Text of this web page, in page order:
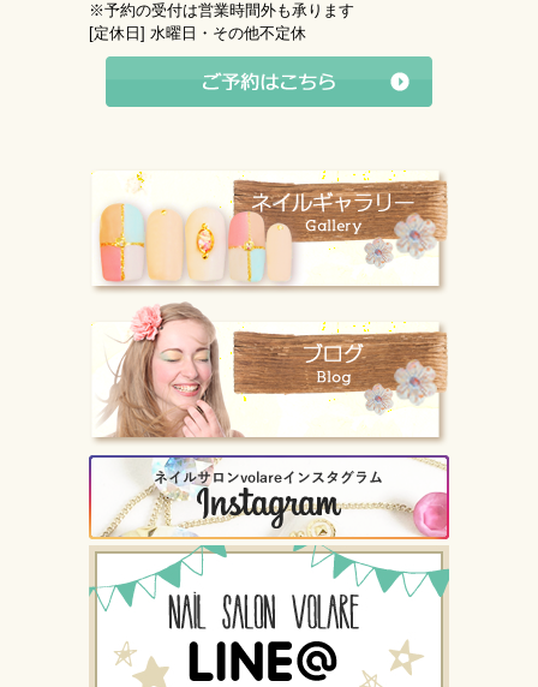
※予約の受付は営業時間外も承ります
[定休日] 水曜日・その他不定休